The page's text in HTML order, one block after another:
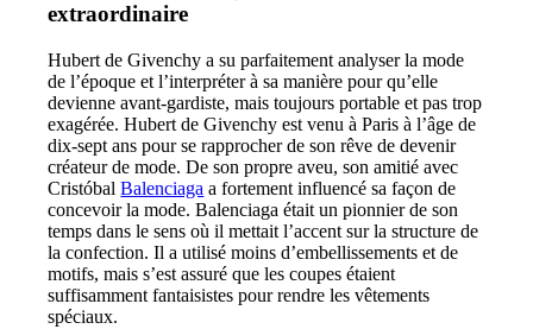
extraordinaire
Hubert de Givenchy a su parfaitement analyser la mode
de l’époque et l’interpréter à sa manière pour qu’elle
devienne avant-gardiste, mais toujours portable et pas trop
exagérée. Hubert de Givenchy est venu à Paris à l’âge de
dix-sept ans pour se rapprocher de son rêve de devenir
créateur de mode. De son propre aveu, son amitié avec
CristóbalBalenciaga a fortement influencé sa façon de
concevoir la mode. Balenciaga était un pionnier de son
temps dans le sens où il mettait l’accent sur la structure de
la confection. Il a utilisé moins d’embellissements et de
motifs, mais s’est assuré que les coupes étaient
suffisamment fantaisistes pour rendre les vêtements
spéciaux.